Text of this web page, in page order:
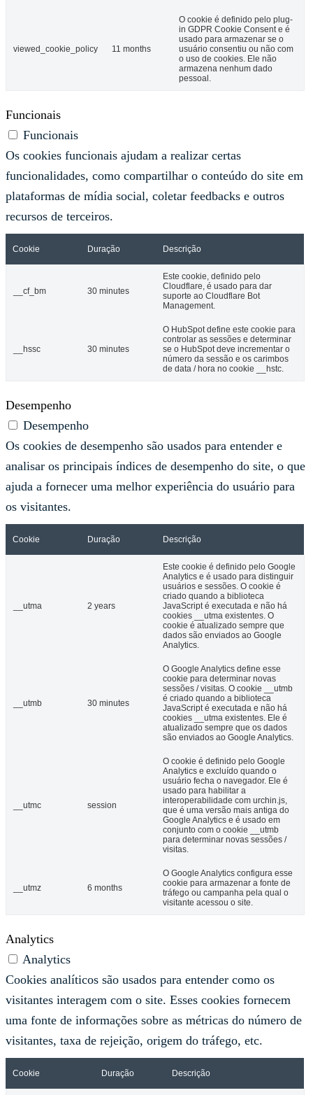
viewed_cookie_policy 11 months
O cookie é definido pelo plug-
in GDPR Cookie Consent e é
usado para armazenar se o
usuário consentiu ou não com
o uso de cookies. Ele não
armazena nenhum dado
pessoal.
Funcionais
Funcionais
Os cookies funcionais ajudam a realizar certas
funcionalidades, como compartilhar o conteúdo do site em
plataformas de mídia social, coletar feedbacks e outros
recursos de terceiros.
Cookie Duração Descrição
__cf_bm 30 minutes
Este cookie, definido pelo
Cloudflare, é usado para dar
suporte ao Cloudflare Bot
Management.
__hssc 30 minutes
O HubSpot define este cookie para
controlar as sessões e determinar
se o HubSpot deve incrementar o
número da sessão e os carimbos
de data / hora no cookie __hstc.
Desempenho
Desempenho
Os cookies de desempenho são usados ​​para entender e
analisar os principais índices de desempenho do site, o que
ajuda a fornecer uma melhor experiência do usuário para
os visitantes.
Cookie Duração Descrição
__utma 2 years
Este cookie é definido pelo Google
Analytics e é usado para distinguir
usuários e sessões. O cookie é
criado quando a biblioteca
JavaScript é executada e não há
cookies __utma existentes. O
cookie é atualizado sempre que
dados são enviados ao Google
Analytics.
__utmb 30 minutes
O Google Analytics define esse
cookie para determinar novas
sessões / visitas. O cookie __utmb
é criado quando a biblioteca
JavaScript é executada e não há
cookies __utma existentes. Ele é
atualizado sempre que os dados
são enviados ao Google Analytics.
__utmc session
O cookie é definido pelo Google
Analytics e excluído quando o
usuário fecha o navegador. Ele é
usado para habilitar a
interoperabilidade com urchin.js,
que é uma versão mais antiga do
Google Analytics e é usado em
conjunto com o cookie __utmb
para determinar novas sessões /
visitas.
__utmz 6 months
O Google Analytics configura esse
cookie para armazenar a fonte de
tráfego ou campanha pela qual o
visitante acessou o site.
Analytics
Analytics
Cookies analíticos são usados ​​para entender como os
visitantes interagem com o site. Esses cookies fornecem
uma fonte de informações sobre as métricas do número de
visitantes, taxa de rejeição, origem do tráfego, etc.
Cookie Duração Descrição